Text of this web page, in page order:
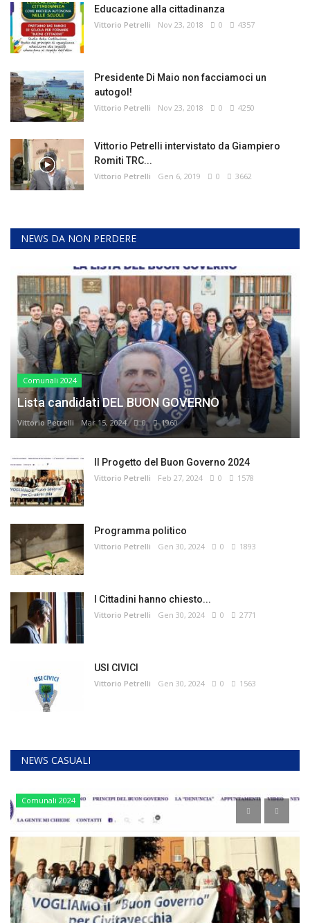
Educazione alla cittadinanza
Vittorio Petrelli Nov 23, 2018 0 4357
Presidente Di Maio non facciamoci un
autogol!
Vittorio Petrelli Nov 23, 2018 0 4250
Vittorio Petrelli intervistato da Giampiero
Romiti TRC...
Vittorio Petrelli Gen 6, 2019 0 3662
NEWS DA NON PERDERE
Comunali 2024
Lista candidati DEL BUON GOVERNO
Vittorio Petrelli Mar 15, 2024 0 1960
Il Progetto del Buon Governo 2024
Vittorio Petrelli Feb 27, 2024 0 1578
Programma politico
Vittorio Petrelli Gen 30, 2024 0 1893
I Cittadini hanno chiesto...
Vittorio Petrelli Gen 30, 2024 0 2771
USI CIVICI
Vittorio Petrelli Gen 30, 2024 0 1563
NEWS CASUALI
Comunali 2024